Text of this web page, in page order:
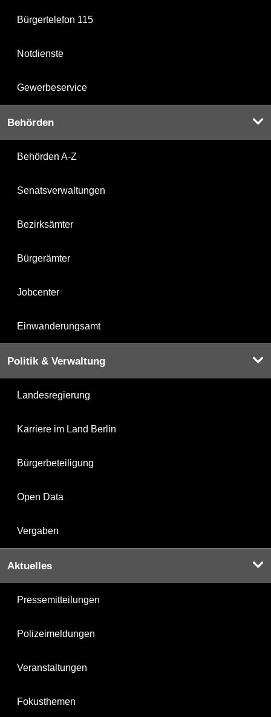
Bürgertelefon 115
Notdienste
Gewerbeservice
Behörden
Behörden A-Z
Senatsverwaltungen
Bezirksämter
Bürgerämter
Jobcenter
Einwanderungsamt
Politik & Verwaltung
Landesregierung
Karriere im Land Berlin
Bürgerbeteiligung
Open Data
Vergaben
Aktuelles
Pressemitteilungen
Polizeimeldungen
Veranstaltungen
Fokusthemen